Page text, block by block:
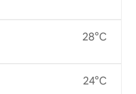
28°C
24°C